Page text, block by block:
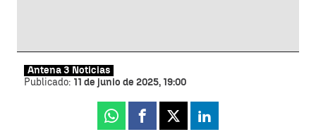
Antena 3 Noticias
Publicado: 11 de junio de 2025, 19:00
Whatsapp
Facebook
X Linkedin